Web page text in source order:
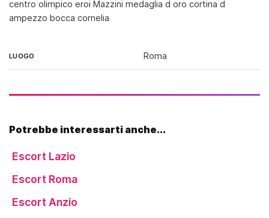
centro olimpico eroi Mazzini medaglia d oro cortina d
ampezzo bocca cornelia
LUOGO Roma
Potrebbe interessarti anche...
Escort Lazio
Escort Roma
Escort Anzio